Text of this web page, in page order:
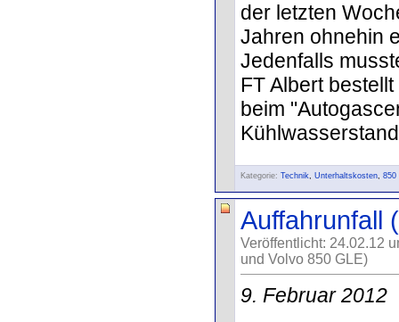
der letzten
Jahren ohnehin
Jedenfalls
FT Albert
beim
Kategorie: Technik, Unterhaltskosten, 850
Auffahrunfall
Veröffentlicht: 24.02.12
und Volvo 850 GLE)
9. Februar 2012